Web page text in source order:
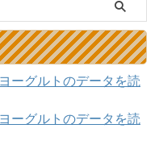
ーグルトのデータを読
ーグルトのデータを読